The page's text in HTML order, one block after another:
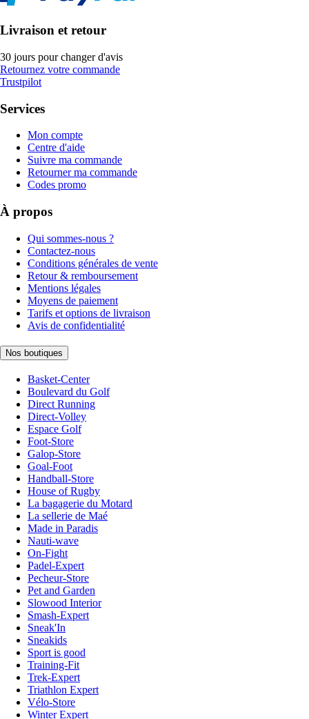
Livraison et retour
30 jours pour changer d'avis
Retournez votre commande
Trustpilot
Services
Mon compte
Centre d'aide
Suivre ma commande
Retourner ma commande
Codes promo
À propos
Qui sommes-nous ?
Contactez-nous
Conditions générales de vente
Retour & remboursement
Mentions légales
Moyens de paiement
Tarifs et options de livraison
Avis de confidentialité
Nos boutiques
Basket-Center
Boulevard du Golf
Direct Running
Direct-Volley
Espace Golf
Foot-Store
Galop-Store
Goal-Foot
Handball-Store
House of Rugby
La bagagerie du Motard
La sellerie de Maé
Made in Paradis
Nauti-wave
On-Fight
Padel-Expert
Pecheur-Store
Pet and Garden
Slowood Interior
Smash-Expert
Sneak'In
Sneakids
Sport is good
Training-Fit
Trek-Expert
Triathlon Expert
Vélo-Store
Winter Expert